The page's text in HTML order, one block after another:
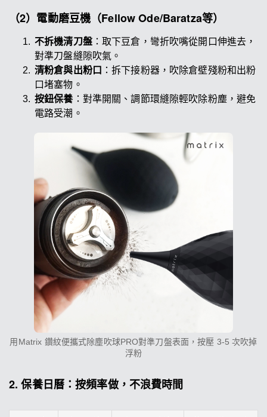
（2）電動磨豆機（Fellow Ode/Baratza等）
不拆機清刀盤：取下豆倉，彎折吹嘴從開口伸進去，
對準刀盤縫隙吹氣。
清粉倉與出粉口 ：拆下接粉器，吹除倉壁殘粉和出粉
口堵塞物。
按鈕保養 ：對準開關、調節環縫隙輕吹除粉塵，避免
電路受潮。
用Matrix 鑽紋便攜式除塵吹球PRO對準刀盤表面，按壓 3-5 次吹掉
浮粉
2. 保養日曆：按頻率做，不浪費時間